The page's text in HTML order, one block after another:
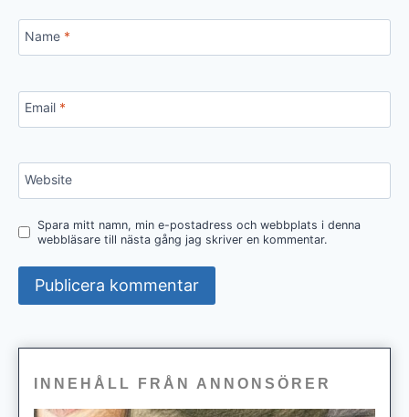
Name *
Email *
Website
Spara mitt namn, min e-postadress och webbplats i denna
webbläsare till nästa gång jag skriver en kommentar.
INNEHÅLL FRÅN ANNONSÖRER